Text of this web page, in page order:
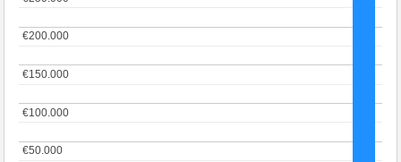
€50.000
€50.000
€100.000
€100.000
€150.000
€150.000
€200.000
€200.000